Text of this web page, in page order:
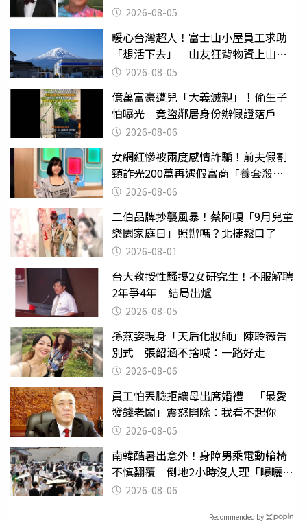
2026-08-05
暖心台灣超人！富士山小屋員工求助
「想活下去」 山友狂背物資上山：
台灣真的是寶島
2026-08-05
億萬富豪遭兒「大義滅親」！偷生子
怕曝光 竟盜鄰居身份辦假證落戶
2026-08-06
女網紅慘被兩度感情詐騙！前夫假割
頸詐光200萬再遇假富商「養套殺
2000萬」
2026-08-06
二伯品牌抄襲風暴！蔡阿嘎「9月兒童
樂園家庭日」照辦嗎？北捷鬆口了
2026-08-01
台大教授性騷擾2女研究生！不服解聘
2年爭4年 結局出爐
2026-08-05
孫燕姿現身「天后化妝師」陳聆薇告
別式 張韶涵不捨喊：一路好走
2026-08-06
員工怕丟臉拒讓母出席婚禮 「最愛
發錢老闆」震怒開除：我看不起你
2026-08-05
南韓酷暑出意外！身障男乘電動輪椅
不慎翻覆 倒地2小時沒人理「曝曬
亡」2026-08-06
Recommended by